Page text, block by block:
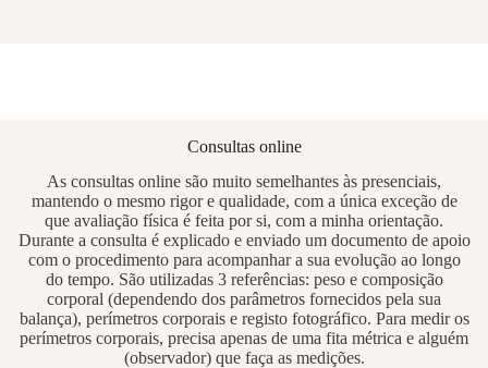
Consultas online
As consultas online são muito semelhantes às presenciais,
mantendo o mesmo rigor e qualidade, com a única exceção de
que avaliação física é feita por si, com a minha orientação.
Durante a consulta é explicado e enviado um documento de apoio
com o procedimento para acompanhar a sua evolução ao longo
do tempo. São utilizadas 3 referências: peso e composição
corporal (dependendo dos parâmetros fornecidos pela sua
balança), perímetros corporais e registo fotográfico. Para medir os
perímetros corporais, precisa apenas de uma fita métrica e alguém
(observador) que faça as medições.